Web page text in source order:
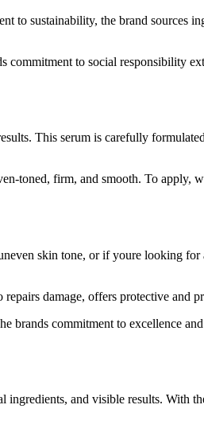
to sustainability, the brand sources
to social responsibility
This serum is carefully
toned, firm, and smooth. To apply,
skin tone, or if youre looking
damage, offers protective and
brands commitment to excellence
and visible results. With